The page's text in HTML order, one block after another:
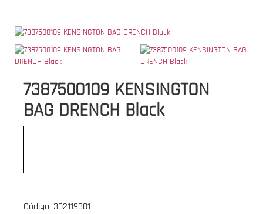
7387500109 KENSINGTON
BAG DRENCH Black
Código: 302119301